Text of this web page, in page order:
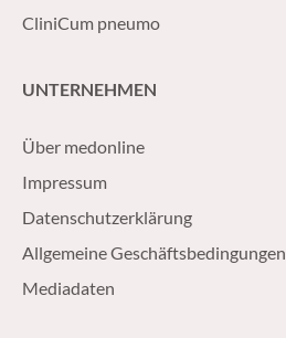
CliniCum pneumo
UNTERNEHMEN
Über medonline
Impressum
Datenschutzerklärung
Allgemeine Geschäftsbedingungen
Mediadaten